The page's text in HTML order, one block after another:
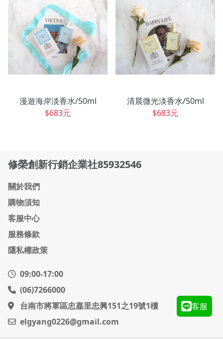
漫遊海岸淡香水/50ml
$683元
清晨微光淡香水/50ml
$683元
客服
修榮創新行銷企業社85932546
關於我們
購物須知
客服中心
服務條款
隱私權政策
09:00-17:00
(06)7266000
台南市將軍區忠嘉里忠興151之19號1樓
elgyang0226@gmail.com